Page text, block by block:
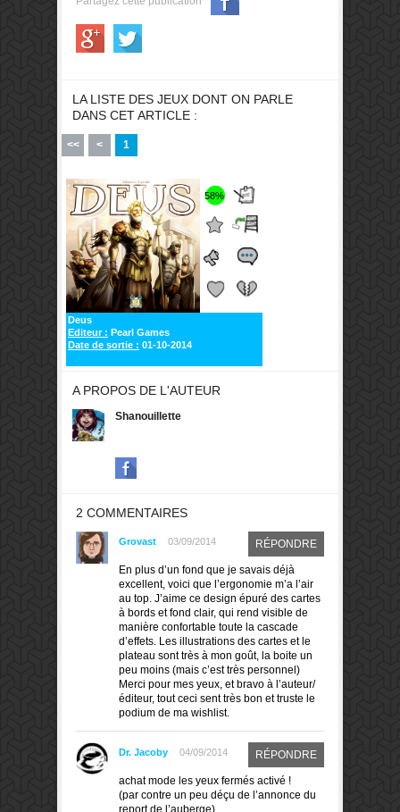
LA LISTE DES JEUX DONT ON PARLE
DANS CET ARTICLE :
<< < 1
58%
Deus
Editeur : Pearl Games
Date de sortie : 01-10-2014
A PROPOS DE L'AUTEUR
Shanouillette
2 COMMENTAIRES
Grovast 03/09/2014 RÉPONDRE
En plus d’un fond que je savais déjà
excellent, voici que l’ergonomie m’a l’air
au top. J’aime ce design épuré des cartes
à bords et fond clair, qui rend visible de
manière confortable toute la cascade
d’effets. Les illustrations des cartes et le
plateau sont très à mon goût, la boite un
peu moins (mais c’est très personnel)
Merci pour mes yeux, et bravo à l’auteur/
éditeur, tout ceci sent très bon et truste le
podium de ma wishlist.
Dr. Jacoby 04/09/2014 RÉPONDRE
achat mode les yeux fermés activé !
(par contre un peu déçu de l’annonce du